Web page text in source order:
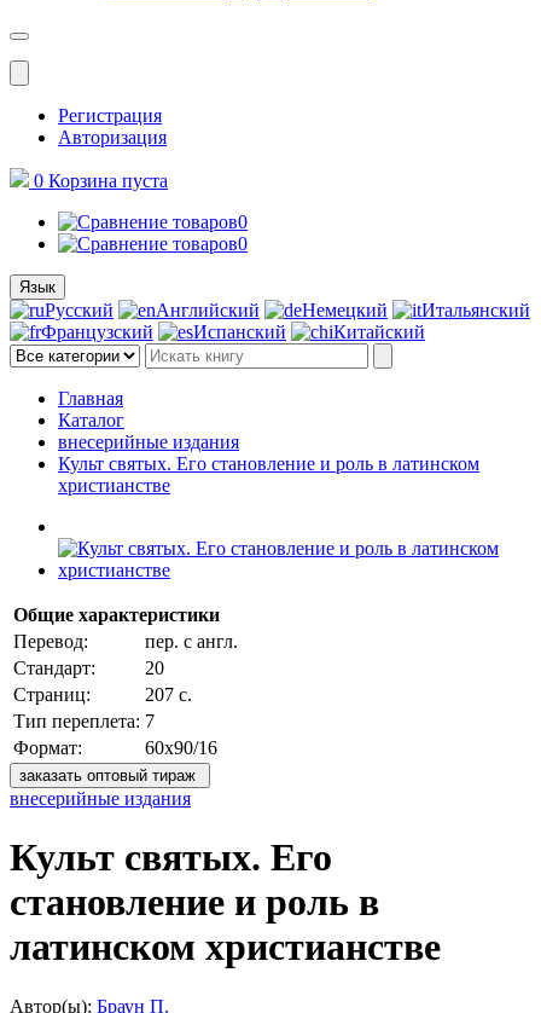
Меню
Регистрация
Авторизация
0 Корзина пуста
0
0
Язык
Русский Английский Немецкий
Итальянский
Французский
Испанский Китайский
Главная
Каталог
внесерийные издания
Культ святых. Его становление и роль в латинском
христианстве
Общие характеристики
Перевод:
пер. с англ.
Стандарт:
20
Страниц:
207 с.
Тип переплета: 7
Формат:
60х90/16
заказать оптовый тираж
внесерийные издания
Культ святых. Его
становление и роль в
латинском христианстве
Автор(ы): Браун П.